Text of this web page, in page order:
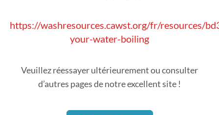
https://washresources.cawst.org/fr/resources/
your-water-boiling
Veuillez réessayer ultérieurement ou consulter
d’autres pages de notre excellent site !